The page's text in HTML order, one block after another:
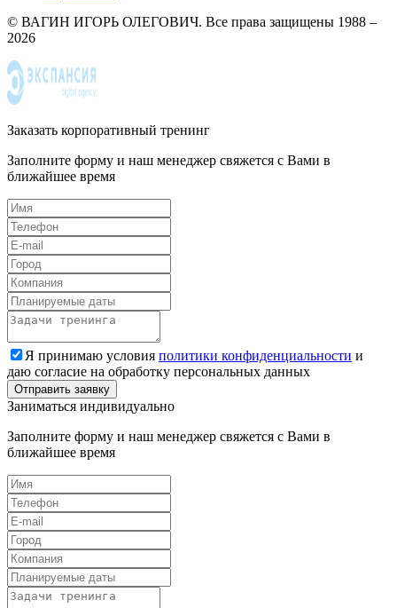
© ВАГИН ИГОРЬ ОЛЕГОВИЧ. Все права защищены 1988 –
2026
Заказать корпоративный тренинг
Заполните форму и наш менеджер свяжется с Вами в
ближайшее время
Я принимаю условия политики конфиденциальности и
даю согласие на обработку персональных данных
Заниматься индивидуально
Заполните форму и наш менеджер свяжется с Вами в
ближайшее время